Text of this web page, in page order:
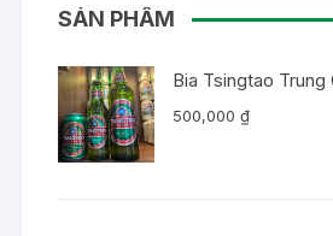
SẢN PHẨM
Bia Tsingtao
500,000₫